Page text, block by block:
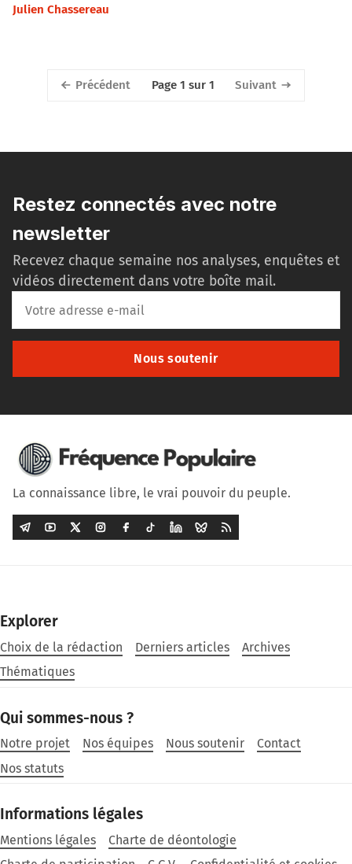
Julien Chassereau
Précédent Page 1 sur 1 Suivant
Restez connectés avec notre
newsletter
Recevez chaque semaine nos analyses, enquêtes et
vidéos directement dans votre boîte mail.
Nous soutenir
La connaissance libre, le vrai pouvoir du peuple.
Explorer
Choix de la rédaction Derniers articles
Archives
Thématiques
Qui sommes-nous ?
Notre projet Nos équipes Nous soutenir
Contact
Nos statuts
Informations légales
Mentions légales
Charte de déontologie